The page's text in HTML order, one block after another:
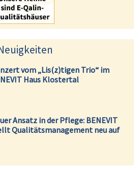
vom „Lis(z)tigen Trio“ im
Haus Klostertal
Ansatz in der Pflege: BENEVIT
Qualitätsmanagement neu auf